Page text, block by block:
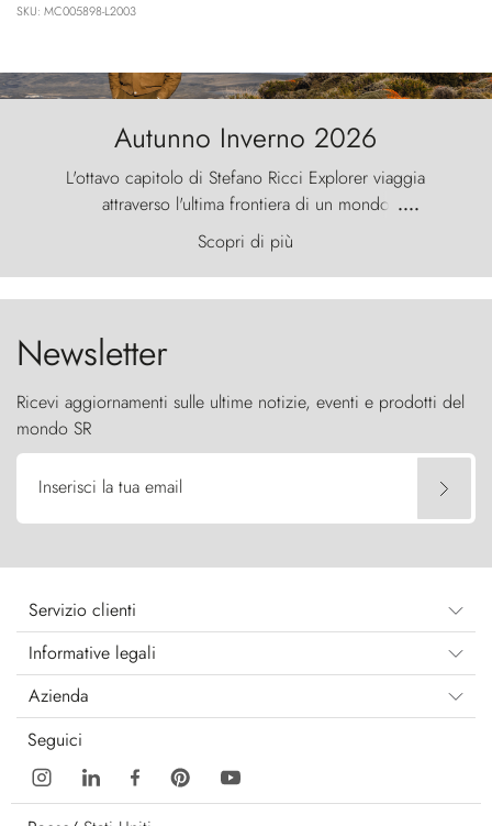
SKU: MC005898-L2003
Autunno Inverno 2026
L'ottavo capitolo di Stefano Ricci Explorer viaggia
attraverso l'ultima frontiera di un mondo
primordiale, dove il vento scolpisce la natura con
furia ancestrale e le Torres del Paine sfidano il
cielo come sentinelle di pietra.
....
Scopri di più
Newsletter
Ricevi aggiornamenti sulle ultime notizie, eventi e prodotti del
mondo SR
Inserisci la tua email
Servizio clienti
Informative legali
Azienda
Seguici